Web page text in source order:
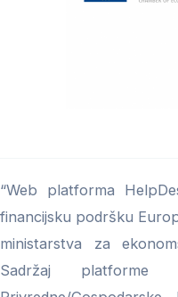
“Web platforma
financijsku podršku
ministarstva za
Sadržaj platforme